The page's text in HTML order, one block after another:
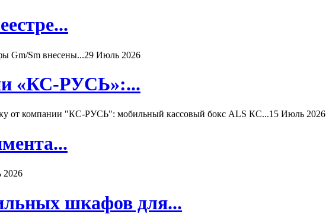
Gm/Sm внесены...29 Июль 2026
«КС-РУСЬ»:...
от компании "КС-РУСЬ": мобильный кассовый бокс ALS КС...15 Июль 2026
2026
шкафов для...